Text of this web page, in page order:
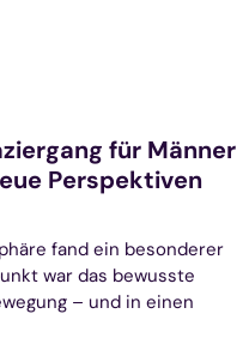
für Männer
Perspektiven
fand ein besonderer
war das bewusste
– und in einen